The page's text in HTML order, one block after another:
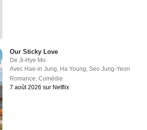
Our Sticky Love
DeJi-Hye Mo
Avec Hae-in Jung, Ha Young,Seo Jung-Yeon
Romance,Comédie
7 août 2026 sur Netflix